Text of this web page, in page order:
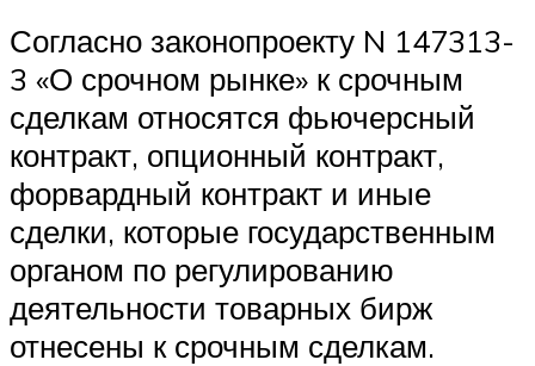
Согласно законопроекту N 147313-
3 «О срочном рынке» к срочным
сделкам относятся фьючерсный
контракт, опционный контракт,
форвардный контракт и иные
сделки, которые государственным
органом по регулированию
деятельности товарных бирж
отнесены к срочным сделкам.